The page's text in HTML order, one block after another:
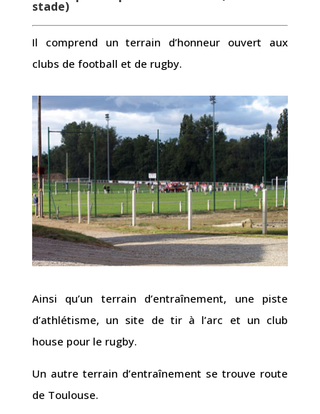
stade)
Il comprend un terrain d’honneur ouvert aux
clubs de football et de rugby.
Ainsi qu’un terrain d’entraînement, une piste
d’athlétisme, un site de tir à l’arc et un club
house pour le rugby.
Un autre terrain d’entraînement se trouve route
de Toulouse.